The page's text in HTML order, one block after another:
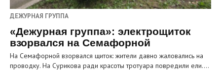
ДЕЖУРНАЯ ГРУППА
«Дежурная группа»: электрощиток
взорвался на Семафорной
На Семафорной взорвался щиток: жители давно жаловались на
проводку. На Сурикова ради красоты тротуара повредили ели.…